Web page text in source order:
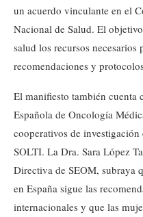
un acuerdo vinculante en el
Nacional de Salud. El
salud los recursos necesarios
recomendaciones y
El manifiesto también cuenta
Española de Oncología
cooperativos de
SOLTI. La Dra. Sara López
Directiva de SEOM, subraya
en España sigue las
internacionales y que las